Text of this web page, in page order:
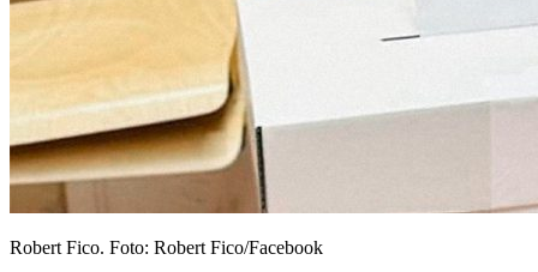
Robert Fico. Foto: Robert Fico/Facebook